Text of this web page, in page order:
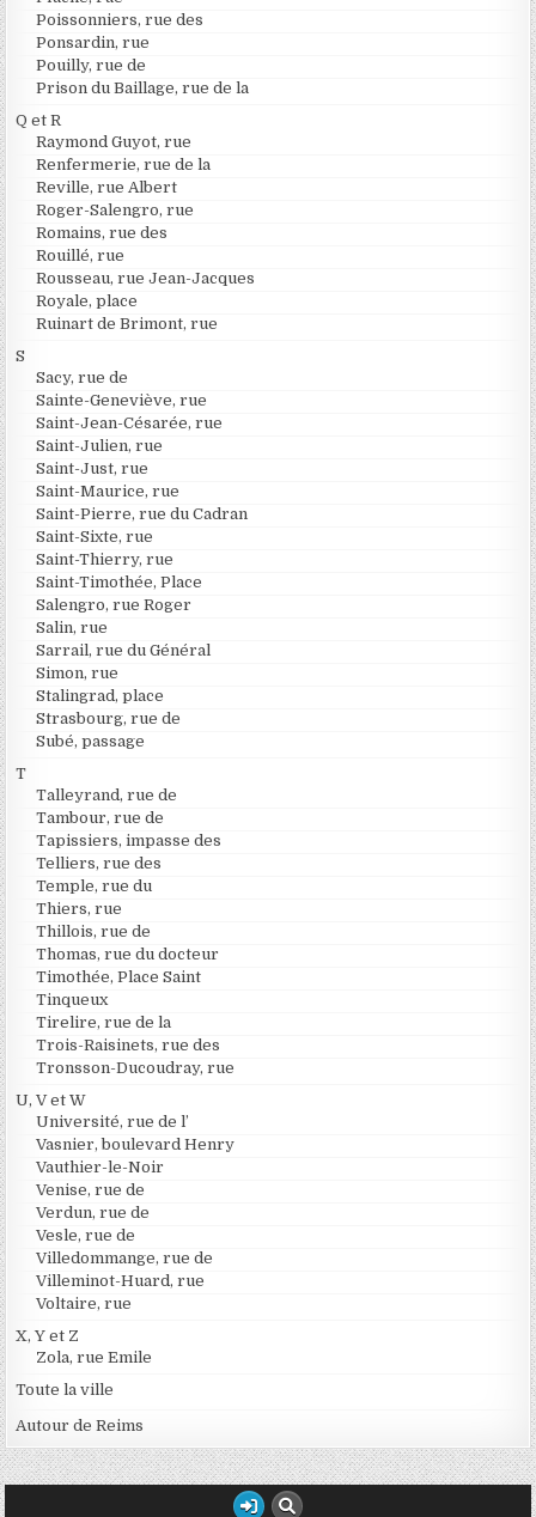
Poissonniers, rue des
Ponsardin, rue
Pouilly, rue de
Prison du Baillage, rue de la
Q et R
Raymond Guyot, rue
Renfermerie, rue de la
Reville, rue Albert
Roger-Salengro, rue
Romains, rue des
Rouillé, rue
Rousseau, rue Jean-Jacques
Royale, place
Ruinart de Brimont, rue
S
Sacy, rue de
Sainte-Geneviève, rue
Saint-Jean-Césarée, rue
Saint-Julien, rue
Saint-Just, rue
Saint-Maurice, rue
Saint-Pierre, rue du Cadran
Saint-Sixte, rue
Saint-Thierry, rue
Saint-Timothée, Place
Salengro, rue Roger
Salin, rue
Sarrail, rue du Général
Simon, rue
Stalingrad, place
Strasbourg, rue de
Subé, passage
T
Talleyrand, rue de
Tambour, rue de
Tapissiers, impasse des
Telliers, rue des
Temple, rue du
Thiers, rue
Thillois, rue de
Thomas, rue du docteur
Timothée, Place Saint
Tinqueux
Tirelire, rue de la
Trois-Raisinets, rue des
Tronsson-Ducoudray, rue
U, V et W
Université, rue de l’
Vasnier, boulevard Henry
Vauthier-le-Noir
Venise, rue de
Verdun, rue de
Vesle, rue de
Villedommange, rue de
Villeminot-Huard, rue
Voltaire, rue
X, Y et Z
Zola, rue Emile
Toute la ville
Autour de Reims